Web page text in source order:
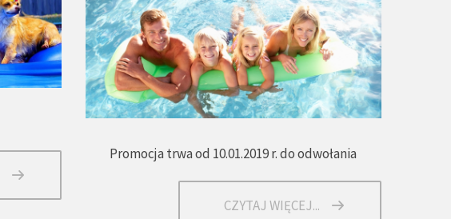
Promocja trwa od 10.01.2019 r. do odwołania
CZYTAJ WIĘCEJ...